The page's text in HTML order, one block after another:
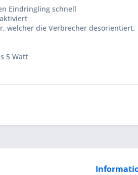
Eindringling schnell
welcher die Verbrecher desorientiert.
5 Watt